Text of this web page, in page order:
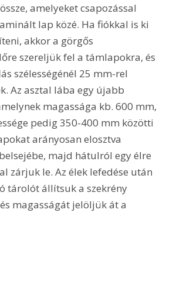
amelyeket csapozással
lap közé. Ha fiókkal is ki
akkor a görgős
szereljük fel a támlapokra, és
szélességénél 25 mm-rel
Az asztal lába egy újabb
magassága kb. 600 mm,
pedig 350-400 mm közötti
arányosan elosztva
majd hátulról egy élre
zárjuk le. Az élek lefedése után
tárolót állítsuk a szekrény
magasságát jelöljük át a